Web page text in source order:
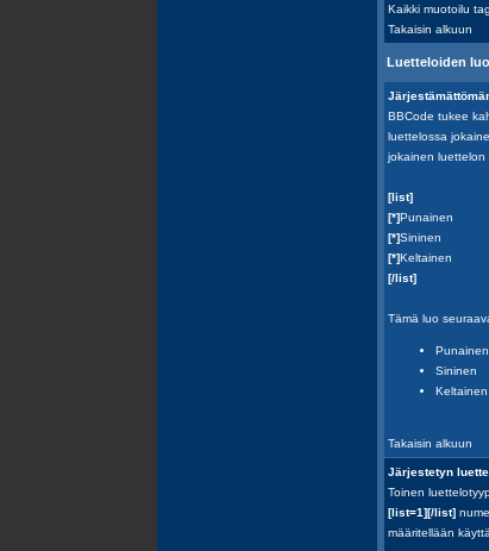
Kaikki muotoilu
Takaisin alkuun
Luetteloiden
BBCode tukee
luettelossa
jokainen luettelon
[list]
[*]Punainen
[*]Sininen
[*]Keltainen
[/list]
Tämä luo
Punainen
Sininen
Keltainen
Takaisin alkuun
Järjestetyn
Toinen
[list=1][/list]
määritellään